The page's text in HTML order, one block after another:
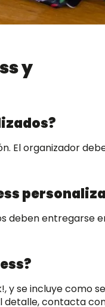
y
El organizador
deben entregarse
y se incluye como
detalle, contacta